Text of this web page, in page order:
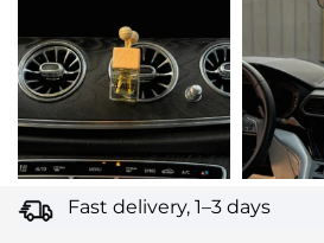
Fast delivery, 1–3 days